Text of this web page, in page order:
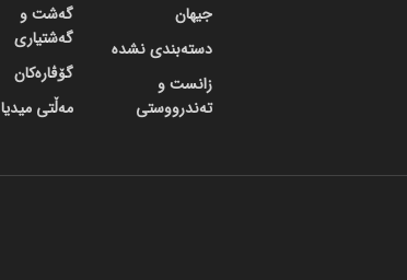
جیهان
دسته‌بندی نشده
زانست و
تەندرووستی
گه‌شت و
گه‌شتیاری
گۆڤاره‌کان
مەڵتی میدیا